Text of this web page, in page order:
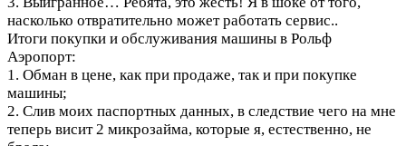
насколько отвратительно может работать сервис..
Итоги покупки и обслуживания машины в Рольф
Аэропорт:
1. Обман в цене, как при продаже, так и при покупке
машины;
2. Слив моих паспортных данных, в следствие чего на мне
теперь висит 2 микрозайма, которые я, естественно, не